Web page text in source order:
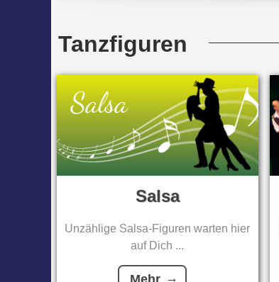
Tanzfiguren
Salsa
Unzählige Salsa-Figuren warten hier
auf Dich ...
Mehr